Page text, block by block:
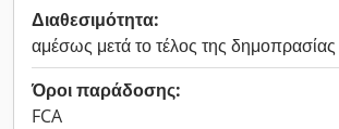
Διαθεσιμότητα:
αμέσως μετά το τέλος της δημοπρασίας
Όροι παράδοσης:
FCA